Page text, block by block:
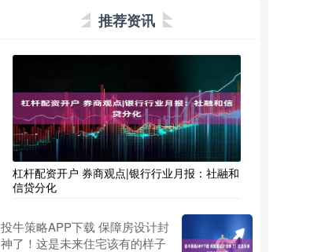
推荐资讯
杠杆配资开户 券商观点|银行行业月报：社融和
信贷分化
投牛策略APP下载 保障房设计封
神了！这是未来住宅该有的样子